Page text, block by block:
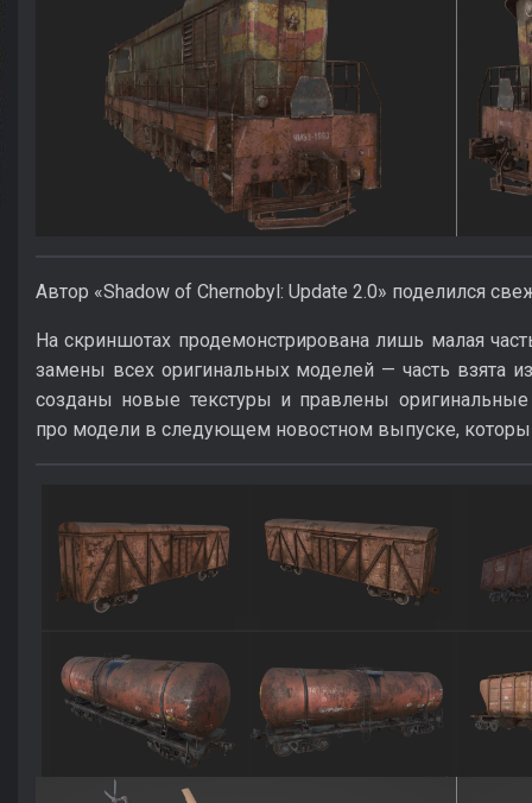
Автор «Shadow of Chernobyl: Update 2.0» поделился
На скриншотах продемонстрирована лишь малая
замены всех оригинальных моделей — часть взята
созданы новые текстуры и правлены
про модели в следующем новостном выпуске,